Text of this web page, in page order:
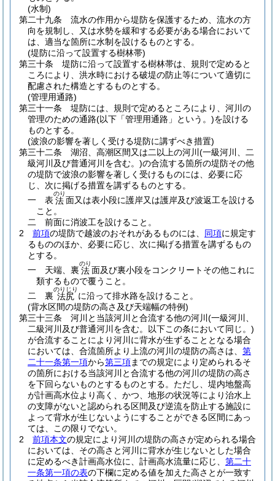
(水制)
第二十九条
流水の作用から堤防を保護するため、流水の方
向を規制し、又は水勢を緩和する必要がある場合において
は、適当な箇所に水制を設けるものとする。
(堤防に沿って設置する樹林帯)
第三十条
堤防に沿って設置する樹林帯は、規則で定めると
ころにより、洪水時における破堤の防止等について適切に
配慮された構造とするものとする。
(管理用通路)
第三十一条
堤防には、規則で定めるところにより、河川の
管理のための通路(以下「管理用通路」という。)を設ける
ものとする。
(波浪の影響を著しく受ける堤防に講ずべき措置)
第三十二条
湖沼、高潮区間又は二以上の河川 (一級河川、二
級河川及び普通河川を含む。)の合流する箇所の堤防その他
の堤防で波浪の影響を著しく受けるものには、必要に応
じ、次に掲げる措置を講ずるものとする。
一
表法
のり
面又は表小段に護岸又は護岸及び波返工を設ける
こと。
二
前面に消波工を設けること。
2
前項の堤防で越波のおそれがあるものには、 同項に規定す
るもののほか、必要に応じ、次に掲げる措置を講ずるもの
とする。
一
天端、裏法
のり
面及び裏小段をコンクリートその他これに
類するもので覆うこと。
二
裏 法尻
のりじり
に沿って排水路を設けること。
(背水区間の堤防の高さ及び天端幅の特例)
第三十三条
河川と当該河川と合流する他の河川 (一級河川、
二級河川及び普通河川を含む。以下この条において同じ。)
が合流することにより河川に背水が生ずることとなる場合
においては、合流箇所より上流の河川の堤防の高さは、 第
二十一条第一項から第三項までの規定により定められるそ
の箇所における当該河川と合流する他の河川の堤防の高さ
を下回らないものとするものとする。 ただし、堤内地盤高
が計画高水位より高く、かつ、地形の状況等により治水上
の支障がないと認められる区間及び逆流を防止する施設に
よって背水が生じないようにすることができる区間にあっ
ては、この限りでない。
2
前項本文の規定により河川の堤防の高さが定められる場合
においては、その高さと河川に背水が生じないとした場合
に定めるべき計画高水位に、計画高水流量に応じ、 第二十
一条第一項の表の下欄に定める値を加えた高さとが一致す